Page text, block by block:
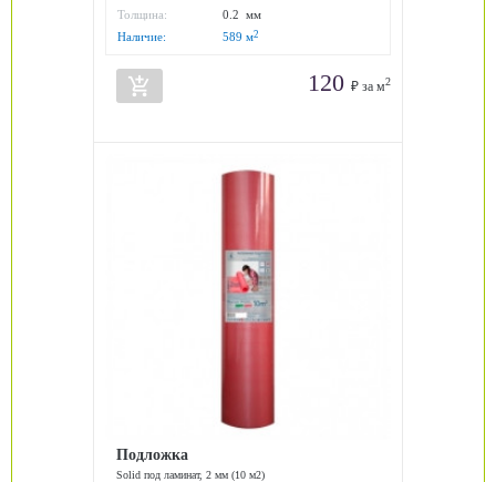
упаковки:
Толщина:
0.2 мм
Наличие:
589 м2
add_shopping_cart 120 ₽ за м2
Подложка
Solid под ламинат, 2 мм (10 м2)